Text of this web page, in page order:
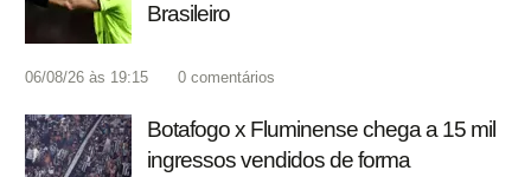
Brasileiro
06/08/26 às 19:15 0 comentários
Botafogo x Fluminense chega a 15 mil
ingressos vendidos de forma